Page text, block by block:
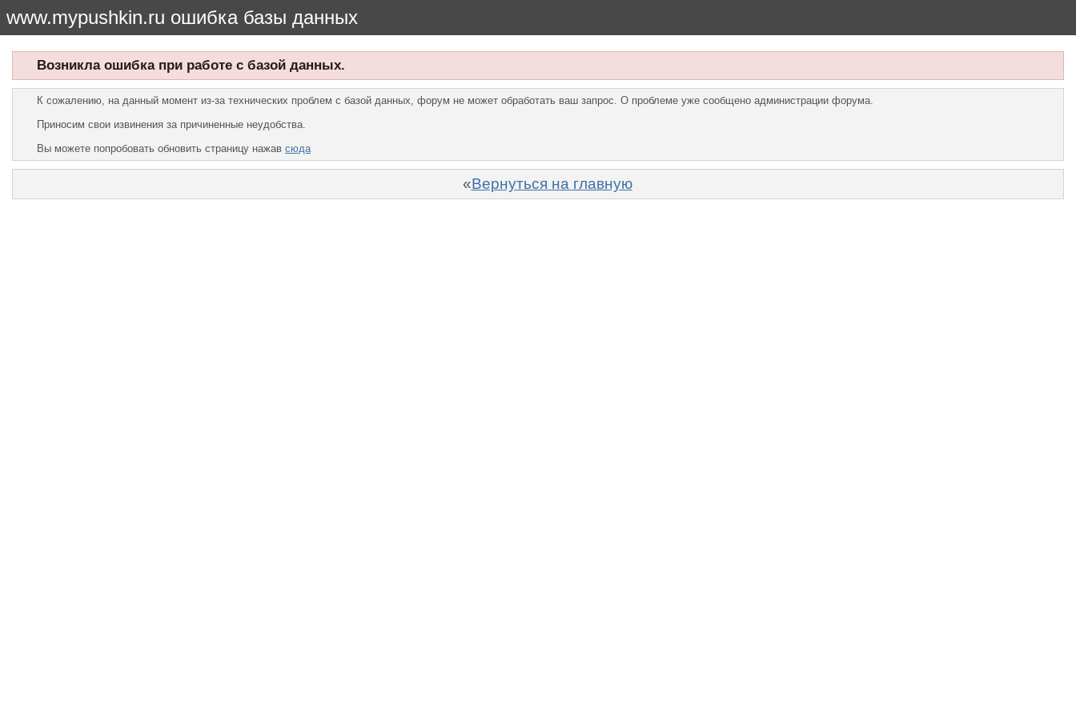
www.mypushkin.ru ошибка базы данных
Возникла ошибка при работе с базой данных.
К сожалению, на данный момент из-за технических проблем с базой данных, форум не может обработать ваш запрос. О проблеме уже сообщено администрации форума.
Приносим свои извинения за причиненные неудобства.
Вы можете попробовать обновить страницу нажав сюда
«Вернуться на главную